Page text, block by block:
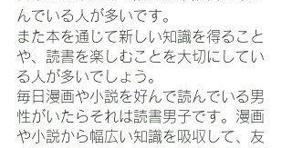
んでいる人が多いです。
また本を通じて新しい知識を得ること
や、読書を楽しむことを大切にしてい
る人が多いでしょう。
毎日漫画や小説を好んで読んでいる男
性がいたらそれは読書男子です。漫画
や小説から幅広い知識を吸収して、友